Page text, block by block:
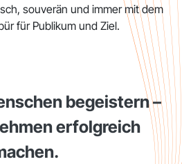
souverän und immer mit dem
für Publikum und Ziel.
begeistern –
erfolgreich